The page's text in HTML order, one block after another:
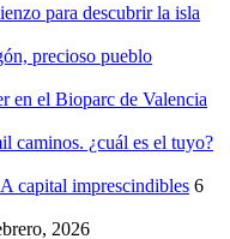
para descubrir la isla
precioso pueblo
en el Bioparc de Valencia
caminos. ¿cuál es el tuyo?
capital imprescindibles 6
2026